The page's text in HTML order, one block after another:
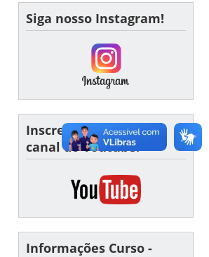
Siga nosso Instagram!
Inscreva-se em nosso
canal do Youtube!
Informações Curso -